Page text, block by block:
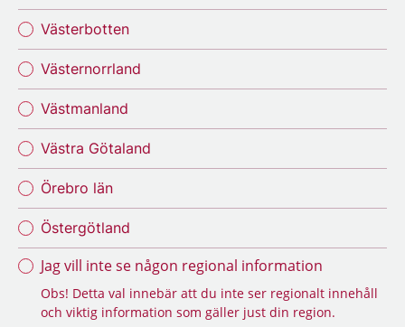
Västerbotten
Västernorrland
Västmanland
Västra Götaland
Örebro län
Östergötland
Jag vill inte se någon regional information
Obs! Detta val innebär att du inte ser regionalt innehåll
och viktig information som gäller just din region.